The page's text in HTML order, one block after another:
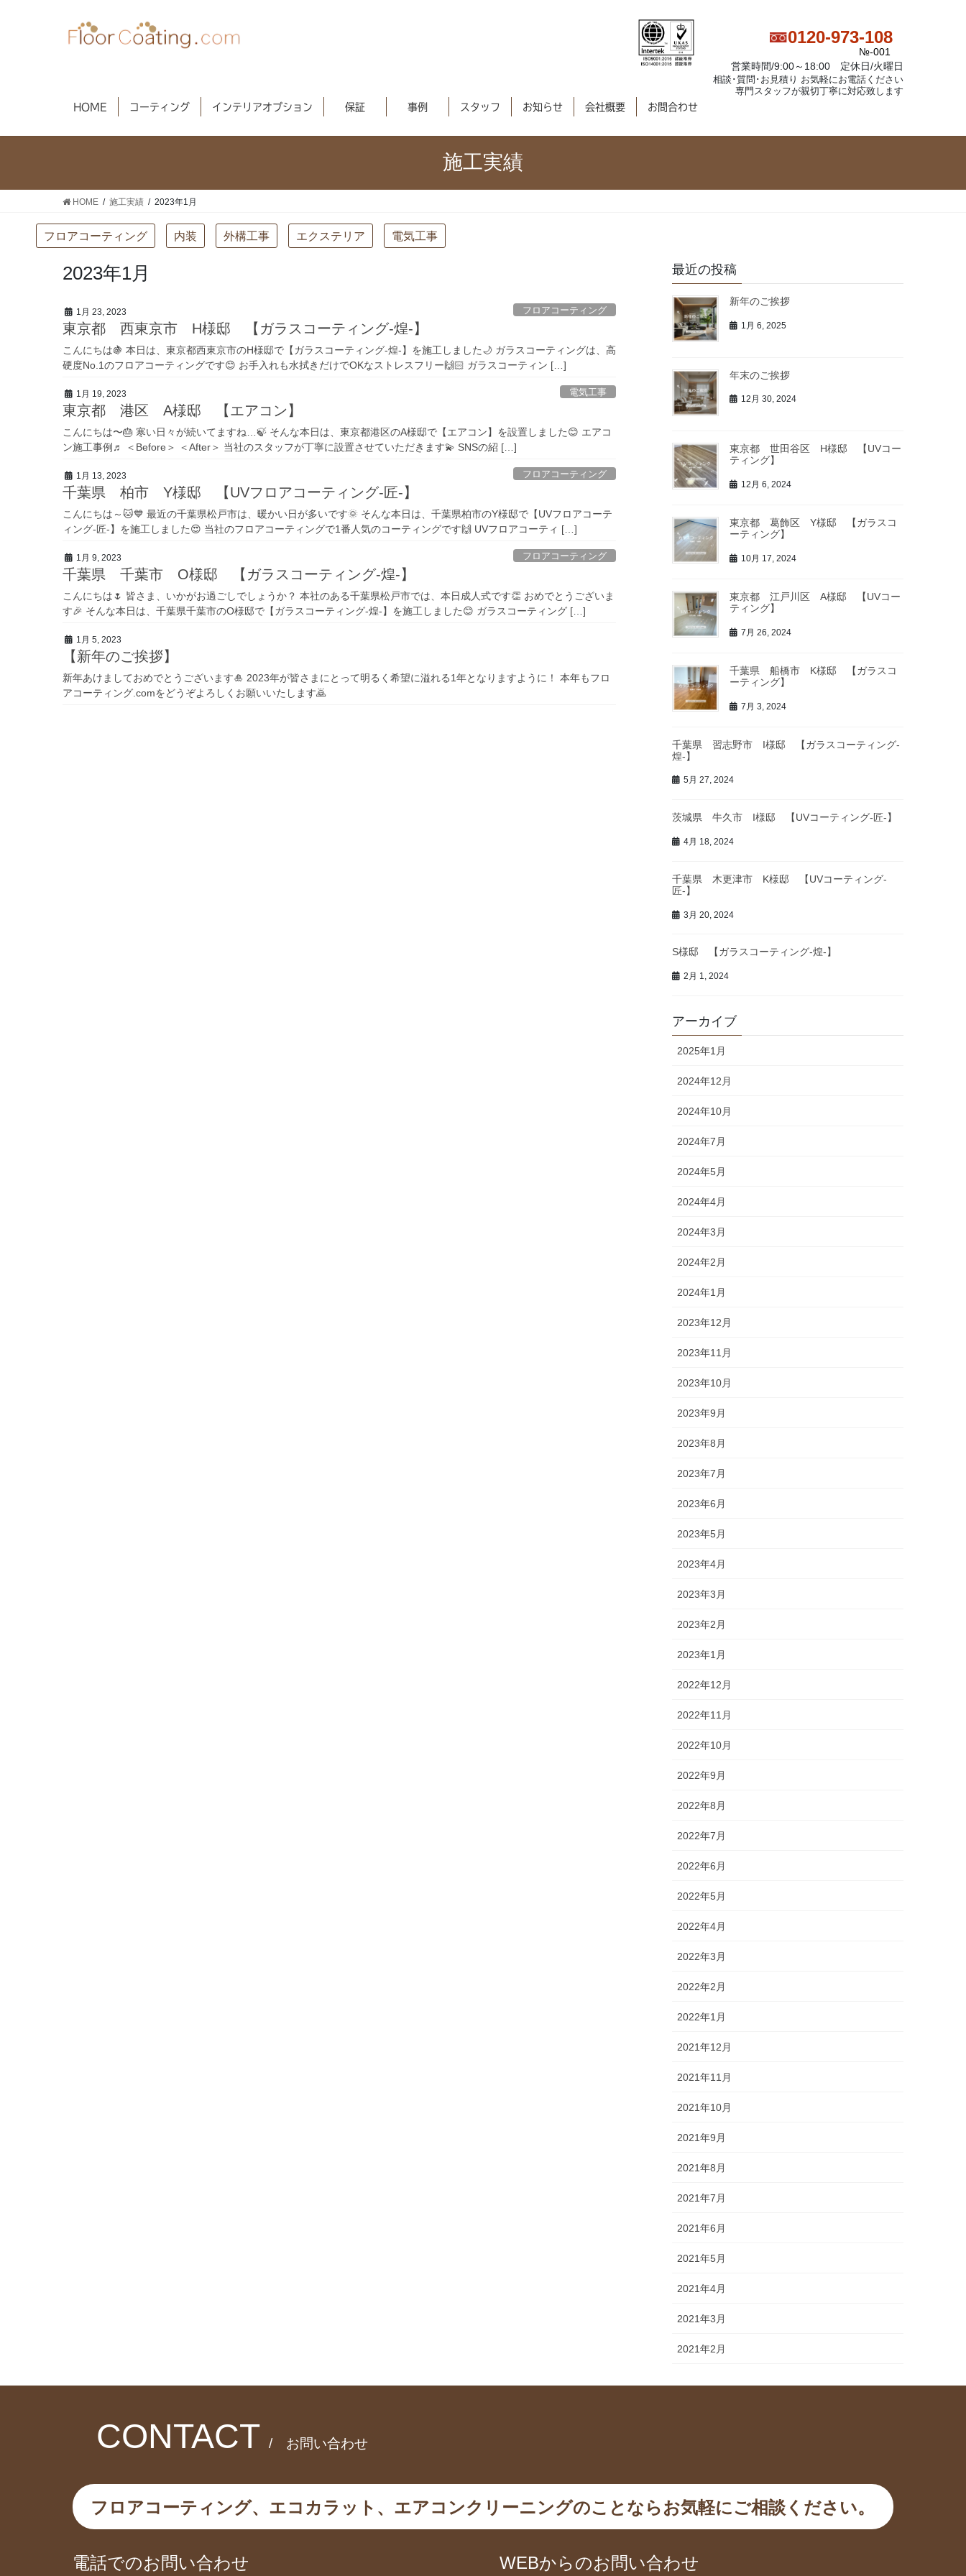
0120-973-108
№-001
営業時間/9:00～18:00 定休日/火曜日
相談･質問･お見積り お気軽にお電話ください
専門スタッフが親切丁寧に対応致します
HOME コーティング インテリアオプション 保証 事例 スタッフ お知らせ 会社概要 お問合わせ
施工実績
HOME 施工実績 2023年1月
フロアコーティング 内装 外構工事 エクステリア 電気工事
2023年1月
1月 23, 2023 フロアコーティング
東京都 西東京市 H様邸 【ガラスコーティング-煌-】
こんにちは🍇 本日は、東京都西東京市のH様邸で【ガラスコーティング-煌-】を施工しました🌙 ガラスコーティングは、高
硬度No.1のフロアコーティングです😊 お手入れも水拭きだけでOKなストレスフリー🙌🏻 ガラスコーティン […]
1月 19, 2023 電気工事
東京都 港区 A様邸 【エアコン】
こんにちは〜🎂 寒い日々が続いてますね…🍃 そんな本日は、東京都港区のA様邸で【エアコン】を設置しました😊 エアコ
ン施工事例♬ ＜Before＞ ＜After＞ 当社のスタッフが丁寧に設置させていただきます💫 SNSの紹 […]
1月 13, 2023 フロアコーティング
千葉県 柏市 Y様邸 【UVフロアコーティング-匠-】
こんにちは～🐱💙 最近の千葉県松戸市は、暖かい日が多いです🌞 そんな本日は、千葉県柏市のY様邸で【UVフロアコーテ
ィング-匠-】を施工しました😍 当社のフロアコーティングで1番人気のコーティングです🙌 UVフロアコーティ […]
1月 9, 2023 フロアコーティング
千葉県 千葉市 O様邸 【ガラスコーティング-煌-】
こんにちは🌷 皆さま、いかがお過ごしでしょうか？ 本社のある千葉県松戸市では、本日成人式です👏 おめでとうございま
す🎉 そんな本日は、千葉県千葉市のO様邸で【ガラスコーティング-煌-】を施工しました😊 ガラスコーティング […]
1月 5, 2023
【新年のご挨拶】
新年あけましておめでとうございます🎍 2023年が皆さまにとって明るく希望に溢れる1年となりますように！ 本年もフロ
アコーティング.comをどうぞよろしくお願いいたします🙇
最近の投稿
新年のご挨拶
1月 6, 2025
年末のご挨拶
12月 30, 2024
東京都 世田谷区 H様邸 【UVコー
ティング】
12月 6, 2024
東京都 葛飾区 Y様邸 【ガラスコ
ーティング】
10月 17, 2024
東京都 江戸川区 A様邸 【UVコー
ティング】
7月 26, 2024
千葉県 船橋市 K様邸 【ガラスコ
ーティング】
7月 3, 2024
千葉県 習志野市 I様邸 【ガラスコーティング-
煌-】
5月 27, 2024
茨城県 牛久市 I様邸 【UVコーティング-匠-】
4月 18, 2024
千葉県 木更津市 K様邸 【UVコーティング-
匠-】
3月 20, 2024
S様邸 【ガラスコーティング-煌-】
2月 1, 2024
アーカイブ
2025年1月
2024年12月
2024年10月
2024年7月
2024年5月
2024年4月
2024年3月
2024年2月
2024年1月
2023年12月
2023年11月
2023年10月
2023年9月
2023年8月
2023年7月
2023年6月
2023年5月
2023年4月
2023年3月
2023年2月
2023年1月
2022年12月
2022年11月
2022年10月
2022年9月
2022年8月
2022年7月
2022年6月
2022年5月
2022年4月
2022年3月
2022年2月
2022年1月
2021年12月
2021年11月
2021年10月
2021年9月
2021年8月
2021年7月
2021年6月
2021年5月
2021年4月
2021年3月
2021年2月
CONTACT/ お問い合わせ
フロアコーティング、エコカラット、エアコンクリーニングのことならお気軽にご相談ください。
電話でのお問い合わせ WEBからのお問い合わせ